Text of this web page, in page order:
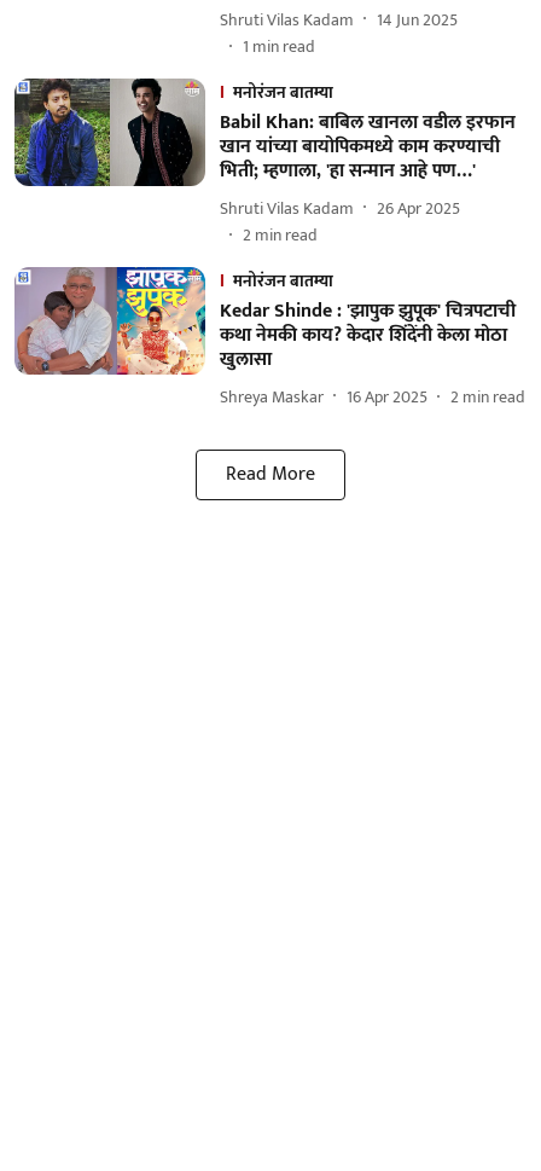
Shruti Vilas Kadam
14 Jun 2025
1 min read
मनोरंजन बातम्या
Babil Khan: बाबिल खानला वडील इरफान
खान यांच्या बायोपिकमध्ये काम करण्याची
भिती; म्हणाला, 'हा सन्मान आहे पण…'
Shruti Vilas Kadam
26 Apr 2025
2min read
मनोरंजन बातम्या
Kedar Shinde : 'झापुक झुपूक' चित्रपटाची
कथा नेमकी काय? केदार शिंदेंनी केला मोठा
खुलासा
Shreya Maskar 16 Apr 2025 2min read
Read More